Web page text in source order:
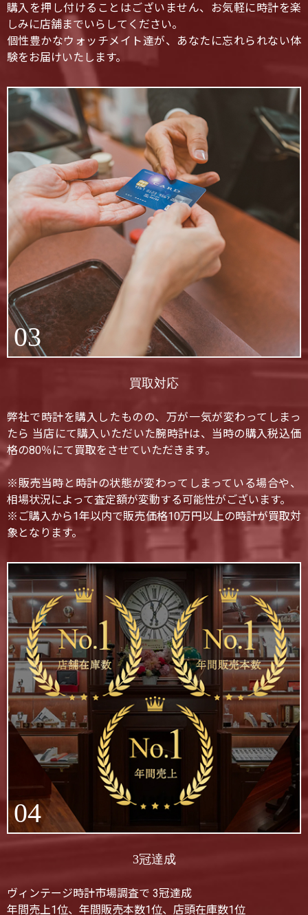
購入を押し付けることはございません、お気軽に時計を楽
しみに店舗までいらしてください。
個性豊かなウォッチメイト達が、あなたに忘れられない体
験をお届けいたします。
03
買取対応
弊社で時計を購入したものの、万が一気が変わってしまっ
たら 当店にて購入いただいた腕時計は、当時の購入税込価
格の80％にて買取をさせていただきます。
※販売当時と時計の状態が変わってしまっている場合や、
相場状況によって査定額が変動する可能性がございます。
※ご購入から1年以内で販売価格10万円以上の時計が買取対
象となります。
04
3冠達成
ヴィンテージ時計市場調査で 3冠達成
年間売上1位、年間販売本数1位、店頭在庫数1位